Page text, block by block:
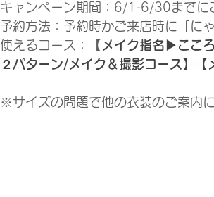
キャンペーン期間 ：6/1-6/30までに
予約方法 ：予約時かご来店時に「に
使えるコース
：【 メイク指名▶︎ここ
２パターン/メイク＆撮影コース】
※サイズの問題で他の衣装のご案内